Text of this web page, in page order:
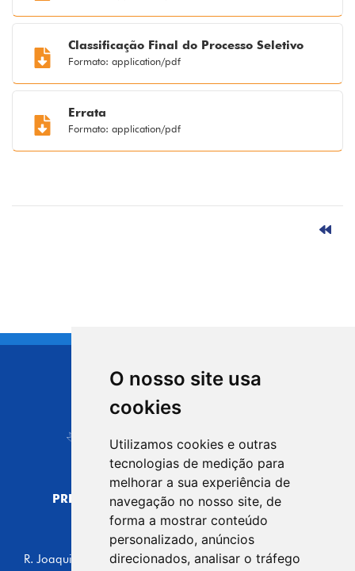
O nosso site usa
cookies
Utilizamos cookies e outras
tecnologias de medição para
melhorar a sua experiência de
navegação no nosso site, de
forma a mostrar conteúdo
personalizado, anúncios
direcionados, analisar o tráfego
Classificação Final do Processo Seletivo
Formato: application/pdf
Errata
Formato: application/pdf
CIDADE DE
Carapicuíba
PREFEITURA MUNICIPAL DE CARAPICUÍBA
CNPJ: 44.892.693/0001-40
CENTRO ADMINISTRATIVO
R. Joaquim das Neves, 211 - Vila Caldas, Carapicuíba/SP